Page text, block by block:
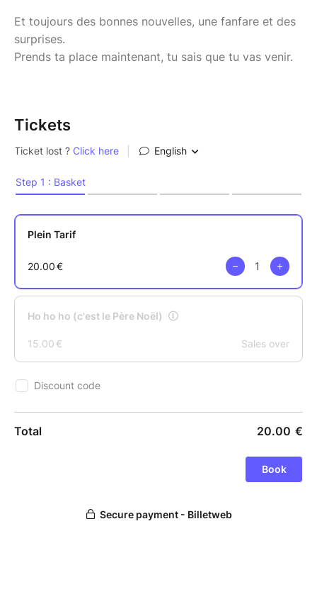
Et toujours des bonnes nouvelles, une fanfare et des
surprises.
Prends ta place maintenant, tu sais que tu vas venir.
Tickets